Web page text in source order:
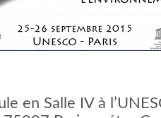
en Salle IV à